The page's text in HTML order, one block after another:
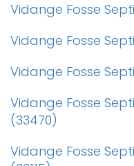
Vidange Fosse
Vidange Fosse
Vidange Fosse
Vidange Fosse
(33470)
Vidange Fosse